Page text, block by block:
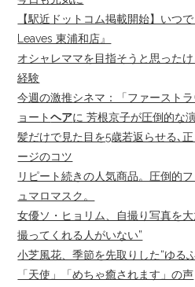
【駅近ドットコム掲載開始】いつ
Leaves 東浦和店』
オシャレママを目指そうと思った
経験
今週の激推シネマ：「ファースト
ョートヘアに 芳根京子が圧倒的な
髪だけで見た目を5歳若返らせる､
ージのコツ
リピート続きの人気商品。圧倒的
ュマロマスク。
女優ソ・ヒョリム、自撮り写真を
撮ってくれる人がいない”
小芝風花、季節を先取りした“ゆる
「天使」「めちゃ癒されます」の声